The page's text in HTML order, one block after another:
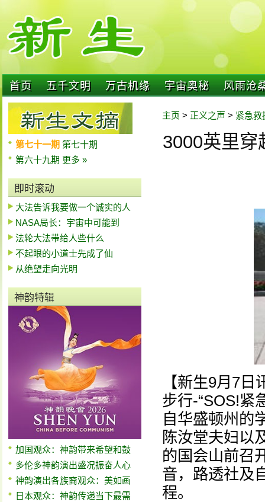
首页 五千文明 万古机缘 宇宙奥秘 风雨沧
第七十一期 第七十期
第六十九期 更多 »
即时滚动
大法告诉我要做一个诚实的人
NASA局长：宇宙中可能到
法轮大法带给人些什么
不起眼的小道士先成了仙
从绝望走向光明
神韵特辑
加国观众：神韵带来希望和鼓
多伦多神韵演出盛况振奋人心
神韵演出各族裔观众：美如画
日本观众：神韵传递当下最需
主页 > 正义之声 > 紧急救
3000英里穿
【新生9月7
步行-“SOS!紧
自华盛顿州的
陈汝堂夫妇以
的国会山前召
音，路透社及
程。